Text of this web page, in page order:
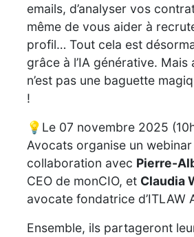
emails, d’analyser vos
même de vous aider à
profil… Tout cela est
grâce à l’IA générative.
n’est pas une baguette
!
💡Le 07 novembre 2025
Avocats organise un webinar
collaboration avec Pierre-
CEO de monCIO, et Claudia
avocate fondatrice d’ITLAW
️Ensemble, ils partageront